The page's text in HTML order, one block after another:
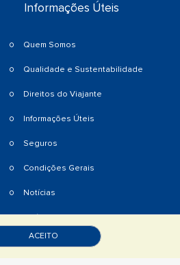
Informações Úteis
Quem Somos
Qualidade e Sustentabilidade
Direitos do Viajante
Informações Úteis
Seguros
Condições Gerais
Notícias
Política de Privacidade
Livro de Reclamações Eletrónico
ACEITO